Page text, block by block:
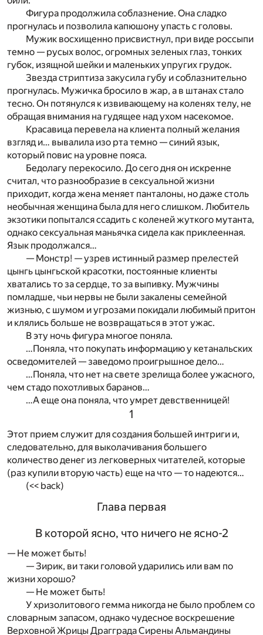
Фигура продолжила соблазнение. Она сладко
прогнулась и позволила капюшону упасть с головы.
Мужик восхищенно присвистнул, при виде россыпи
темно — русых волос, огромных зеленых глаз, тонких
губок, изящной шейки и маленьких упругих грудок.
Звезда стриптиза закусила губу и соблазнительно
прогнулась. Мужичка бросило в жар, а в штанах стало
тесно. Он потянулся к извивающему на коленях телу, не
обращая внимания на гудящее над ухом насекомое.
Красавица перевела на клиента полный желания
взгляд и… вывалила изо рта темно — синий язык,
который повис на уровне пояса.
Бедолагу перекосило. До сего дня он искренне
считал, что разнообразие в сексуальной жизни
приходит, когда жена меняет панталоны, но даже столь
необычная женщина была для него слишком. Любитель
экзотики попытался ссадить с коленей жуткого мутанта,
однако сексуальная маньячка сидела как приклеенная.
Язык продолжался…
— Монстр! — узрев истинный размер прелестей
цынгь цынгьской красотки, постоянные клиенты
хватались то за сердце, то за выпивку. Мужчины
помладше, чьи нервы не были закалены семейной
жизнью, с шумом и угрозами покидали любимый притон
и клялись больше не возвращаться в этот ужас.
В эту ночь фигура многое поняла.
…Поняла, что покупать информацию у кетанальских
осведомителей — заведомо проигрышное дело…
…Поняла, что нет на свете зрелища более ужасного,
чем стадо похотливых баранов…
…А еще она поняла, что умрет девственницей!
1
Этот прием служит для создания большей интриги и,
следовательно, для выколачивания большего
количество денег из легковерных читателей, которые
(раз купили вторую часть) еще на что — то надеются…
(<< back)
Глава первая
В которой ясно, что ничего не ясно-2
— Не может быть!
— Зирик, ви таки головой ударились или вам по
жизни хорошо?
— Не может быть!
У хризолитового гемма никогда не было проблем со
словарным запасом, однако чудесное воскрешение
Верховной Жрицы Драгграда Сирены Альмандины